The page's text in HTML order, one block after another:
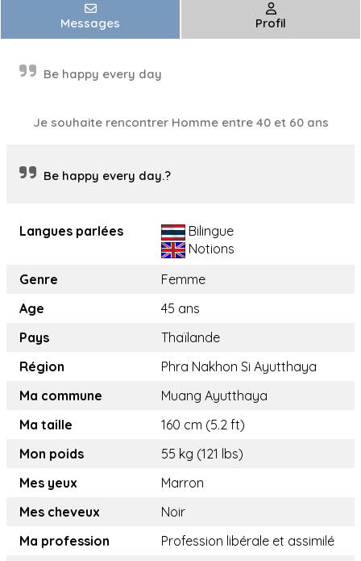
Messages Profil
Be happy every day
Je souhaite rencontrer Homme entre 40 et 60 ans
Be happy every day.?
Langues parlées
Bilingue
Notions
Genre
Femme
Age
45 ans
Pays
Thaïlande
Région
Phra Nakhon Si Ayutthaya
Ma commune
Muang Ayutthaya
Ma taille
160 cm (5.2 ft)
Mon poids
55 kg (121 lbs)
Mes yeux
Marron
Mes cheveux
Noir
Ma profession
Profession libérale et assimilé